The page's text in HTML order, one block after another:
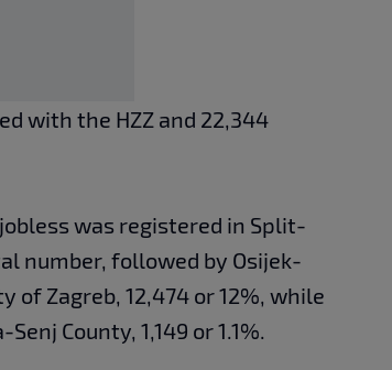
with the HZZ and 22,344
was registered in Split-
number, followed by Osijek-
of Zagreb, 12,474 or 12%, while
County, 1,149 or 1.1%.